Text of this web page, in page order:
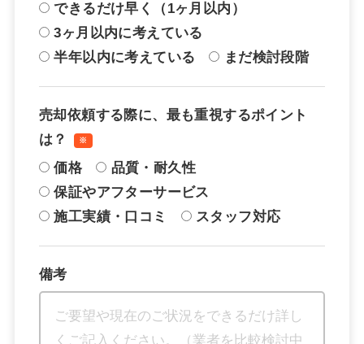
できるだけ早く（1ヶ月以内）
3ヶ月以内に考えている
半年以内に考えている
まだ検討段階
売却依頼する際に、最も重視するポイント
は？
※
価格
品質・耐久性
保証やアフターサービス
施工実績・口コミ
スタッフ対応
備考